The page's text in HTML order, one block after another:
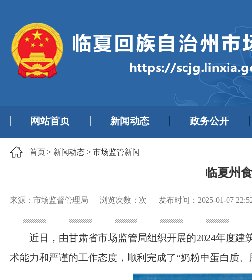
网站首页 新闻动态 政务公开
首页 > 新闻动态 > 市场监管新闻
临夏州
来源：市场监督管理局 浏览次数： 次 发布时间： 2025-01-07
近日，由甘肃省市场监管局组织开展的2024年度
术能力和严谨的工作态度，顺利完成了“奶粉中蛋白质、